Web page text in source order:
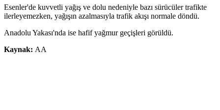
Esenler'de kuvvetli yağış ve dolu nedeniyle bazı sürücüler trafikte
ilerleyemezken, yağışın azalmasıyla trafik akışı normale döndü.
Anadolu Yakası'nda ise hafif yağmur geçişleri görüldü.
Kaynak: AA